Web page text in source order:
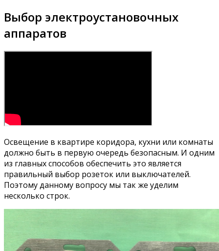
Выбор электроустановочных
аппаратов
Освещение в квартире коридора, кухни или комнаты
должно быть в первую очередь безопасным. И одним
из главных способов обеспечить это является
правильный выбор розеток или выключателей.
Поэтому данному вопросу мы так же уделим
несколько строк.